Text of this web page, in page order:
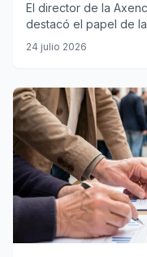
El director de la
destacó el papel de
empleo y la vitalidad
24 julio 2026